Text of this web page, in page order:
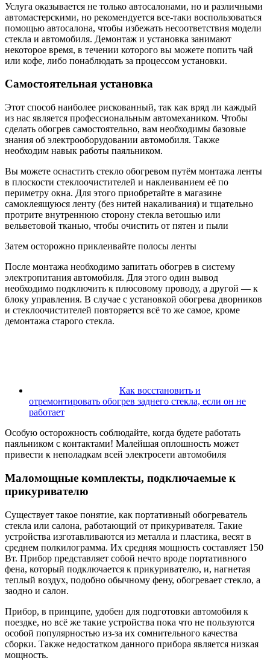
Услуга оказывается не только автосалонами, но и различными
автомастерскими, но рекомендуется все-таки воспользоваться
помощью автосалона, чтобы избежать несоответствия модели
стекла и автомобиля. Демонтаж и установка занимают
некоторое время, в течении которого вы можете попить чай
или кофе, либо понаблюдать за процессом установки.
Самостоятельная установка
Этот способ наиболее рискованный, так как вряд ли каждый
из нас является профессиональным автомехаником. Чтобы
сделать обогрев самостоятельно, вам необходимы базовые
знания об электрооборудовании автомобиля. Также
необходим навык работы паяльником.
Вы можете оснастить стекло обогревом путём монтажа ленты
в плоскости стеклоочистителей и наклеиванием её по
периметру окна. Для этого приобретайте в магазине
самоклеящуюся ленту (без нитей накаливания) и тщательно
протрите внутреннюю сторону стекла ветошью или
вельветовой тканью, чтобы очистить от пятен и пыли
Затем осторожно приклеивайте полосы ленты
После монтажа необходимо запитать обогрев в систему
электропитания автомобиля. Для этого один вывод
необходимо подключить к плюсовому проводу, а другой — к
блоку управления. В случае с установкой обогрева дворников
и стеклоочистителей повторяется всё то же самое, кроме
демонтажа старого стекла.
Как восстановить и
отремонтировать обогрев заднего стекла, если он не
работает
Особую осторожность соблюдайте, когда будете работать
паяльником с контактами! Малейшая оплошность может
привести к неполадкам всей электросети автомобиля
Маломощные комплекты, подключаемые к
прикуривателю
Существует такое понятие, как портативный обогреватель
стекла или салона, работающий от прикуривателя. Такие
устройства изготавливаются из металла и пластика, весят в
среднем полкилограмма. Их средняя мощность составляет 150
Вт. Прибор представляет собой нечто вроде портативного
фена, который подключается к прикуривателю, и, нагнетая
теплый воздух, подобно обычному фену, обогревает стекло, а
заодно и салон.
Прибор, в принципе, удобен для подготовки автомобиля к
поездке, но всё же такие устройства пока что не пользуются
особой популярностью из-за их сомнительного качества
сборки. Также недостатком данного прибора является низкая
мощность.